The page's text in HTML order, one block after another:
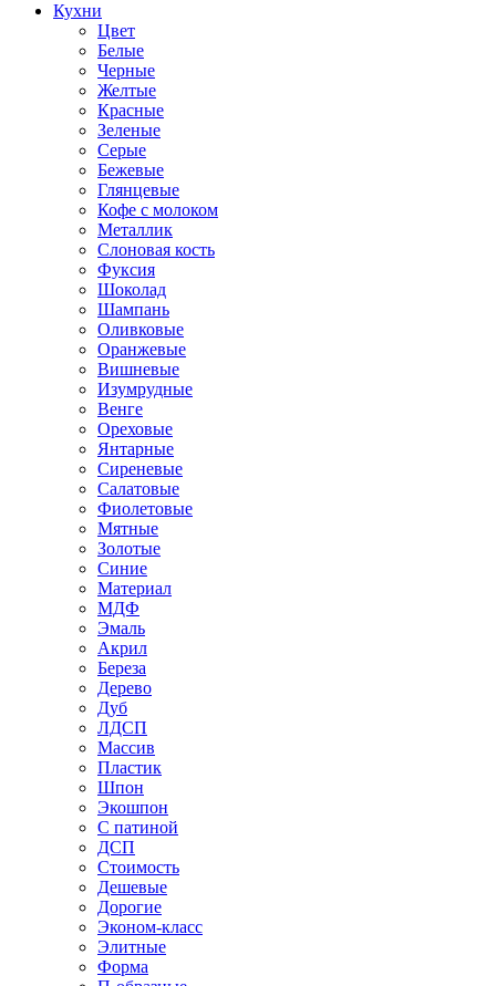
Кухни
Цвет
Белые
Черные
Желтые
Красные
Зеленые
Серые
Бежевые
Глянцевые
Кофе с молоком
Металлик
Слоновая кость
Фуксия
Шоколад
Шампань
Оливковые
Оранжевые
Вишневые
Изумрудные
Венге
Ореховые
Янтарные
Сиреневые
Салатовые
Фиолетовые
Мятные
Золотые
Синие
Материал
МДФ
Эмаль
Акрил
Береза
Дерево
Дуб
ЛДСП
Массив
Пластик
Шпон
Экошпон
С патиной
ДСП
Стоимость
Дешевые
Дорогие
Эконом-класс
Элитные
Форма